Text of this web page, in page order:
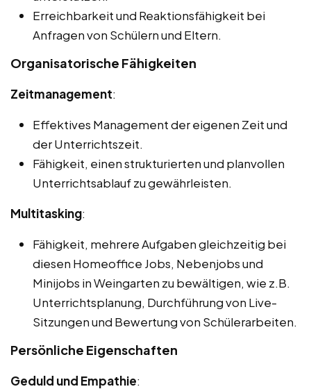
Erreichbarkeit und Reaktionsfähigkeit bei
Anfragen von Schülern und Eltern.
Organisatorische Fähigkeiten
Zeitmanagement:
Effektives Management der eigenen Zeit und
der Unterrichtszeit.
Fähigkeit, einen strukturierten und planvollen
Unterrichtsablauf zu gewährleisten.
Multitasking:
Fähigkeit, mehrere Aufgaben gleichzeitig bei
diesen Homeoffice Jobs, Nebenjobs und
Minijobs in Weingarten zu bewältigen, wie z.B.
Unterrichtsplanung, Durchführung von Live-
Sitzungen und Bewertung von Schülerarbeiten.
Persönliche Eigenschaften
Geduld und Empathie: